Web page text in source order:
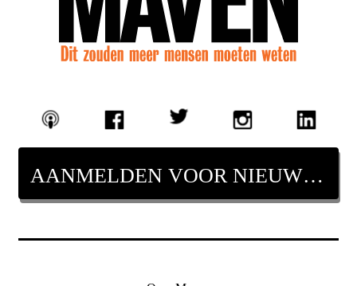
AANMELDEN VOOR NIEUWSBRIEF